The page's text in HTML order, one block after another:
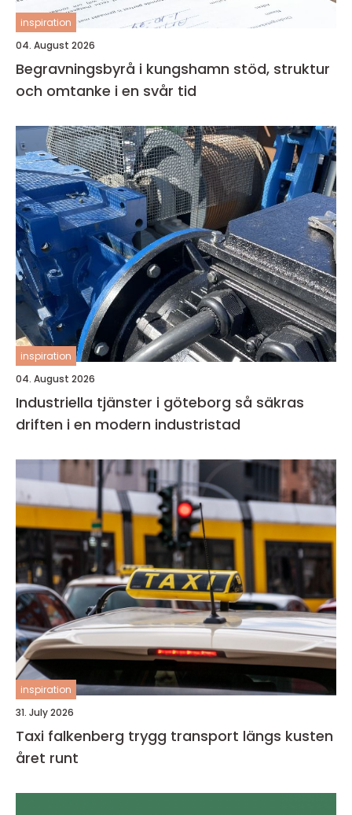
inspiration
04. August 2026
Begravningsbyrå i kungshamn stöd, struktur
och omtanke i en svår tid
inspiration
04. August 2026
Industriella tjänster i göteborg så säkras
driften i en modern industristad
inspiration
31. July 2026
Taxi falkenberg trygg transport längs kusten
året runt